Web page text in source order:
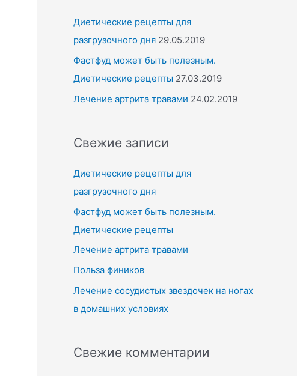
Диетические рецепты для
разгрузочного дня 29.05.2019
Фастфуд может быть полезным.
Диетические рецепты 27.03.2019
Лечение артрита травами 24.02.2019
Свежие записи
Диетические рецепты для
разгрузочного дня
Фастфуд может быть полезным.
Диетические рецепты
Лечение артрита травами
Польза фиников
Лечение сосудистых звездочек на ногах
в домашних условиях
Свежие комментарии